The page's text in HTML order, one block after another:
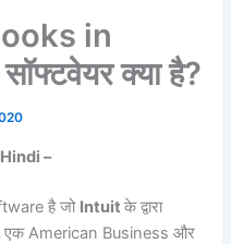
in
क्या है?
–
है जो Intuitके द्वारा
एक American Business और